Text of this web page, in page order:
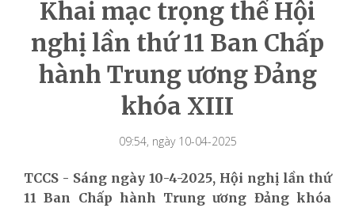
Khai mạc trọng thể Hội
nghị lần thứ 11 Ban Chấp
hành Trung ương Đảng
khóa XIII
09:54, ngày 10-04-2025
TCCS - Sáng ngày 10-4-2025, Hội nghị lần thứ
11 Ban Chấp hành Trung ương Đảng khóa